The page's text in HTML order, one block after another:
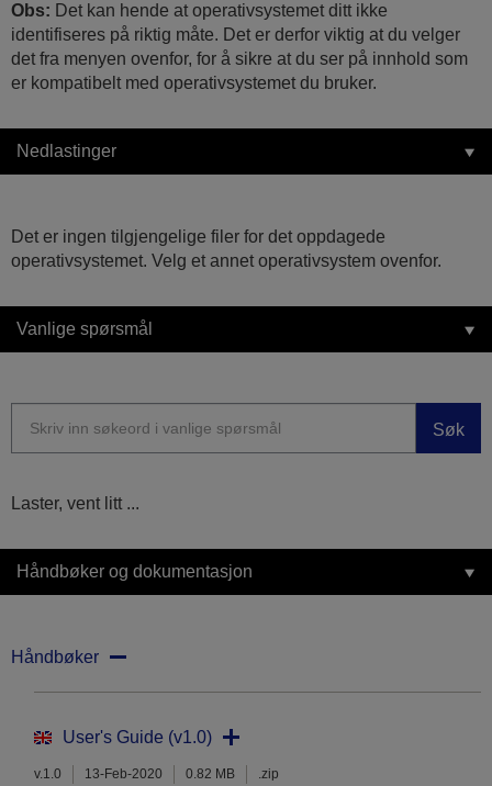
Obs: Det kan hende at operativsystemet ditt ikke
identifiseres på riktig måte. Det er derfor viktig at du velger
det fra menyen ovenfor, for å sikre at du ser på innhold som
er kompatibelt med operativsystemet du bruker.
Nedlastinger
Det er ingen tilgjengelige filer for det oppdagede
operativsystemet. Velg et annet operativsystem ovenfor.
Vanlige spørsmål
Søk
Laster, vent litt ...
Håndbøker og dokumentasjon
Håndbøker
User's Guide (v1.0)
v.1.0 13-Feb-2020 0.82 MB .zip